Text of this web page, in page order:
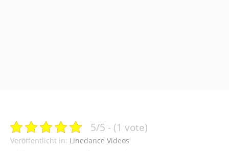
5/5 - (1 vote)
Veröffentlicht in: Linedance Videos